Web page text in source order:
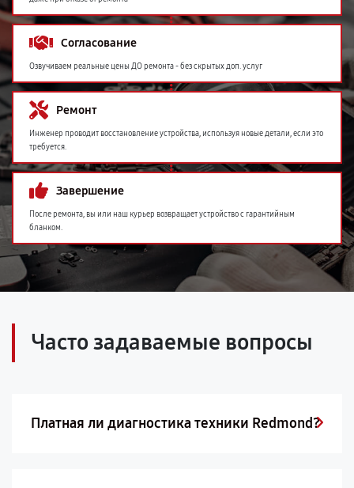
Согласование
Озвучиваем реальные цены ДО ремонта - без скрытых доп. услуг
Ремонт
Инженер проводит восстановление устройства, используя новые детали, если это
требуется.
Завершение
После ремонта, вы или наш курьер возвращает устройство с гарантийным
бланком.
Часто задаваемые вопросы
Платная ли диагностика техники Redmond?